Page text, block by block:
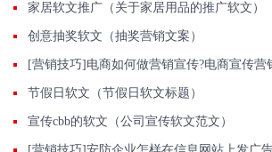
家居软文推广（关于家居用品的推广软文）
创意抽奖软文（抽奖营销文案）
节假日软文（节假日软文标题）
宣传cbb的软文（公司宣传软文范文）